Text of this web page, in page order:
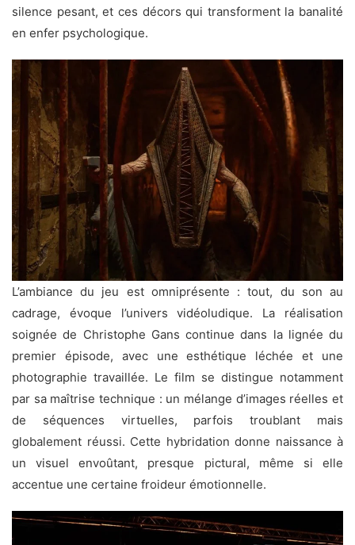
silence pesant, et ces décors qui transforment la banalité
en enfer psychologique.
L’ambiance du jeu est omniprésente : tout, du son au
cadrage, évoque l’univers vidéoludique. La réalisation
soignée de Christophe Gans continue dans la lignée du
premier épisode, avec une esthétique léchée et une
photographie travaillée. Le film se distingue notamment
par sa maîtrise technique : un mélange d’images réelles et
de séquences virtuelles, parfois troublant mais
globalement réussi. Cette hybridation donne naissance à
un visuel envoûtant, presque pictural, même si elle
accentue une certaine froideur émotionnelle.